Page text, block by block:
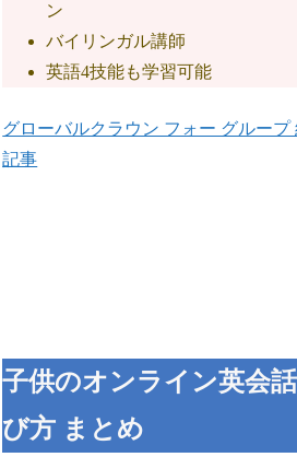
ン
バイリンガル講師
英語4技能も学習可能
グローバルクラウン フォー グループ
記事
子供のオンライン英会
び方 まとめ